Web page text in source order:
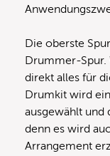
Die oberste
Drummer-Spur.
direkt alles für
Drumkit wird
ausgewählt und
denn es wird
Arrangement